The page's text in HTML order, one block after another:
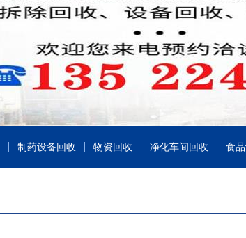
制药设备回收 物资回收 净化车间回收 食